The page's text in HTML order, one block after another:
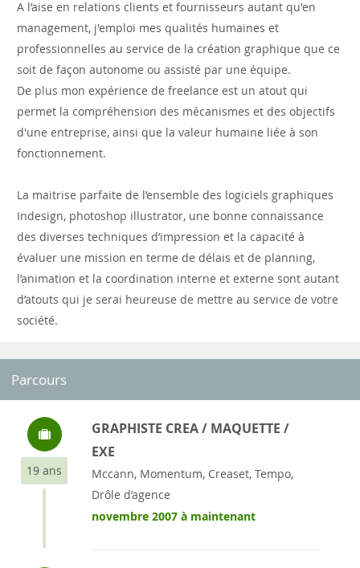
A l’aise en relations clients et fournisseurs autant qu'en
management, j'emploi mes qualités humaines et
professionnelles au service de la création graphique que ce
soit de façon autonome ou assisté par une équipe.
De plus mon expérience de freelance est un atout qui
permet la compréhension des mécanismes et des objectifs
d'une entreprise, ainsi que la valeur humaine liée à son
fonctionnement.
La maitrise parfaite de l’ensemble des logiciels graphiques
Indesign, photoshop illustrator, une bonne connaissance
des diverses techniques d’impression et la capacité à
évaluer une mission en terme de délais et de planning,
l’animation et la coordination interne et externe sont autant
d’atouts qui je serai heureuse de mettre au service de votre
société.
Parcours
19 ans
GRAPHISTE CREA / MAQUETTE /
EXE
Mccann, Momentum, Creaset, Tempo,
Drôle d’agence
novembre 2007 à maintenant